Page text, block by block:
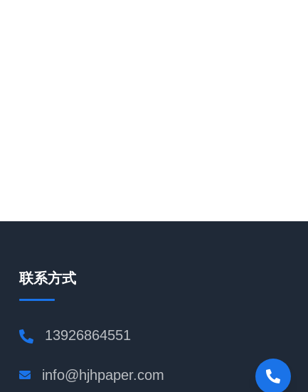
联系方式
13926864551
info@hjhpaper.com